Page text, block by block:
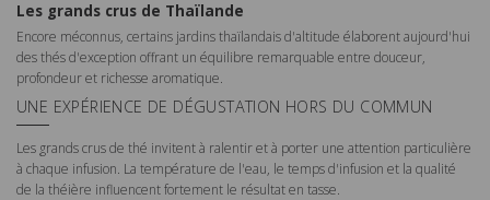
Les grands crus de Thaïlande
Encore méconnus, certains jardins thaïlandais d'altitude élaborent aujourd'hui
des thés d'exception offrant un équilibre remarquable entre douceur,
profondeur et richesse aromatique.
UNE EXPÉRIENCE DE DÉGUSTATION HORS DU COMMUN
Les grands crus de thé invitent à ralentir et à porter une attention particulière
à chaque infusion. La température de l'eau, le temps d'infusion et la qualité
de la théière influencent fortement le résultat en tasse.